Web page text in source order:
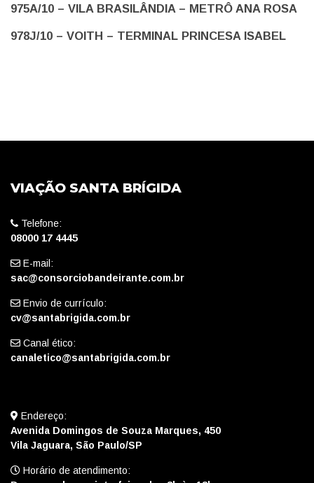
975A/10 – VILA BRASILÂNDIA – METRÔ ANA ROSA
978J/10 – VOITH – TERMINAL PRINCESA ISABEL
VIAÇÃO SANTA BRÍGIDA
Telefone:
08000 17 4445
E-mail:
sac@consorciobandeirante.com.br
Envio de currículo:
cv@santabrigida.com.br
Canal ético:
canaletico@santabrigida.com.br
Endereço:
Avenida Domingos de Souza Marques, 450
Vila Jaguara, São Paulo/SP
Horário de atendimento: